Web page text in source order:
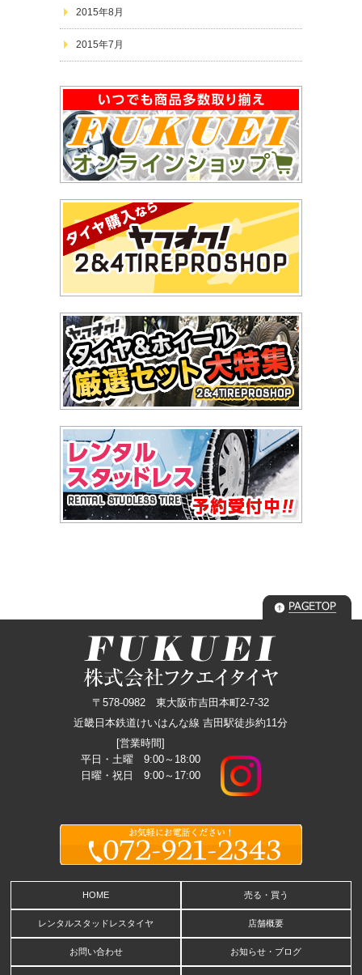
2015年8月
2015年7月
〒578-0982 東大阪市吉田本町2-7-32
近畿日本鉄道けいはんな線 吉田駅徒歩約11分
[営業時間]
平日・土曜 9:00～18:00
日曜・祝日 9:00～17:00
HOME 売る・買う
レンタルスタッドレスタイヤ 店舗概要
お問い合わせ お知らせ・ブログ